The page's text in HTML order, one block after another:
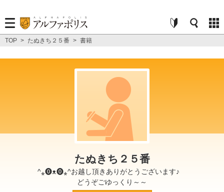
TOP > たぬきち２５番 > 書籍
たぬきち２５番
^⁎⓿ᴥ⓿⁎^お越し頂きありがとうございます♪
どうぞごゆっくり～～